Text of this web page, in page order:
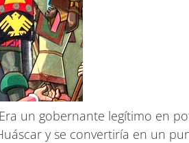
un gobernante legítimo en
y se convertiría en un